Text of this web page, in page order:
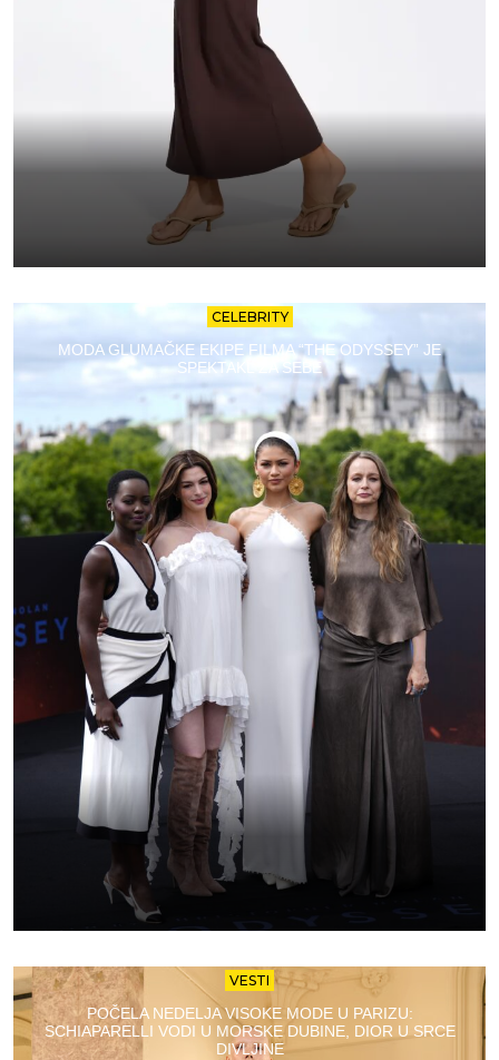
CELEBRITY
MODA GLUMAČKE EKIPE FILMA “THE ODYSSEY” JE
SPEKTAKL ZA SEBE
VESTI
POČELA NEDELJA VISOKE MODE U PARIZU:
SCHIAPARELLI VODI U MORSKE DUBINE, DIOR U SRCE
DIVLJINE